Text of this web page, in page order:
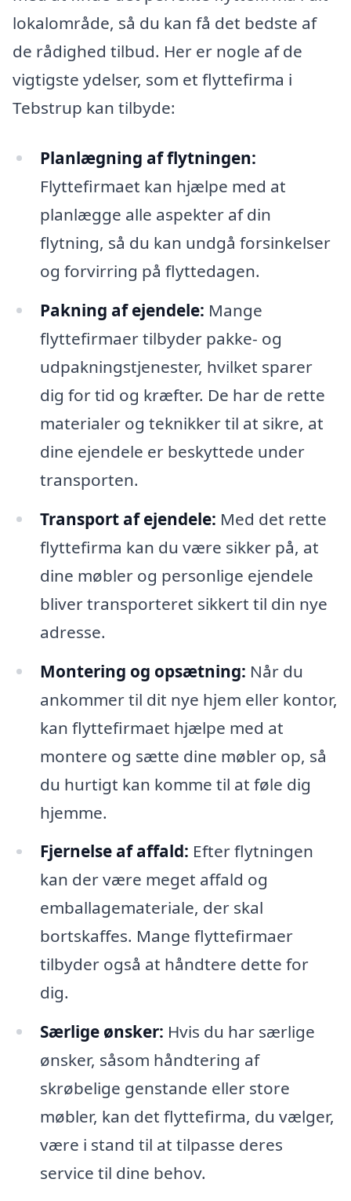
lokalområde, så du kan få det bedste af
de rådighed tilbud. Her er nogle af de
vigtigste ydelser, som et flyttefirma i
Tebstrup kan tilbyde:
Planlægning af flytningen:
Flyttefirmaet kan hjælpe med at
planlægge alle aspekter af din
flytning, så du kan undgå forsinkelser
og forvirring på flyttedagen.
Pakning af ejendele: Mange
flyttefirmaer tilbyder pakke- og
udpakningstjenester, hvilket sparer
dig for tid og kræfter. De har de rette
materialer og teknikker til at sikre, at
dine ejendele er beskyttede under
transporten.
Transport af ejendele: Med det rette
flyttefirma kan du være sikker på, at
dine møbler og personlige ejendele
bliver transporteret sikkert til din nye
adresse.
Montering og opsætning: Når du
ankommer til dit nye hjem eller kontor,
kan flyttefirmaet hjælpe med at
montere og sætte dine møbler op, så
du hurtigt kan komme til at føle dig
hjemme.
Fjernelse af affald: Efter flytningen
kan der være meget affald og
emballagemateriale, der skal
bortskaffes. Mange flyttefirmaer
tilbyder også at håndtere dette for
dig.
Særlige ønsker: Hvis du har særlige
ønsker, såsom håndtering af
skrøbelige genstande eller store
møbler, kan det flyttefirma, du vælger,
være i stand til at tilpasse deres
service til dine behov.